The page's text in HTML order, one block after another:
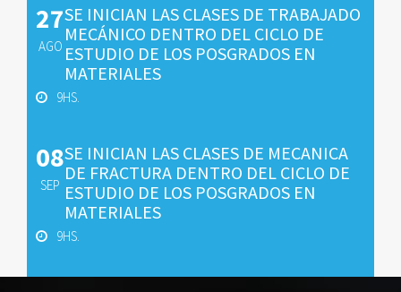
27
AGO
SE INICIAN LAS CLASES DE TRABAJADO
MECÁNICO DENTRO DEL CICLO DE
ESTUDIO DE LOS POSGRADOS EN
MATERIALES
9HS.
08
SEP
SE INICIAN LAS CLASES DE MECANICA
DE FRACTURA DENTRO DEL CICLO DE
ESTUDIO DE LOS POSGRADOS EN
MATERIALES
9HS.